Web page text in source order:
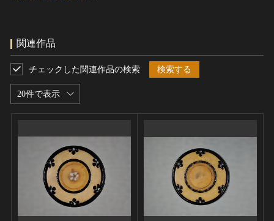
関連作品
20件で表示
チェックした関連作品の検索 検索する